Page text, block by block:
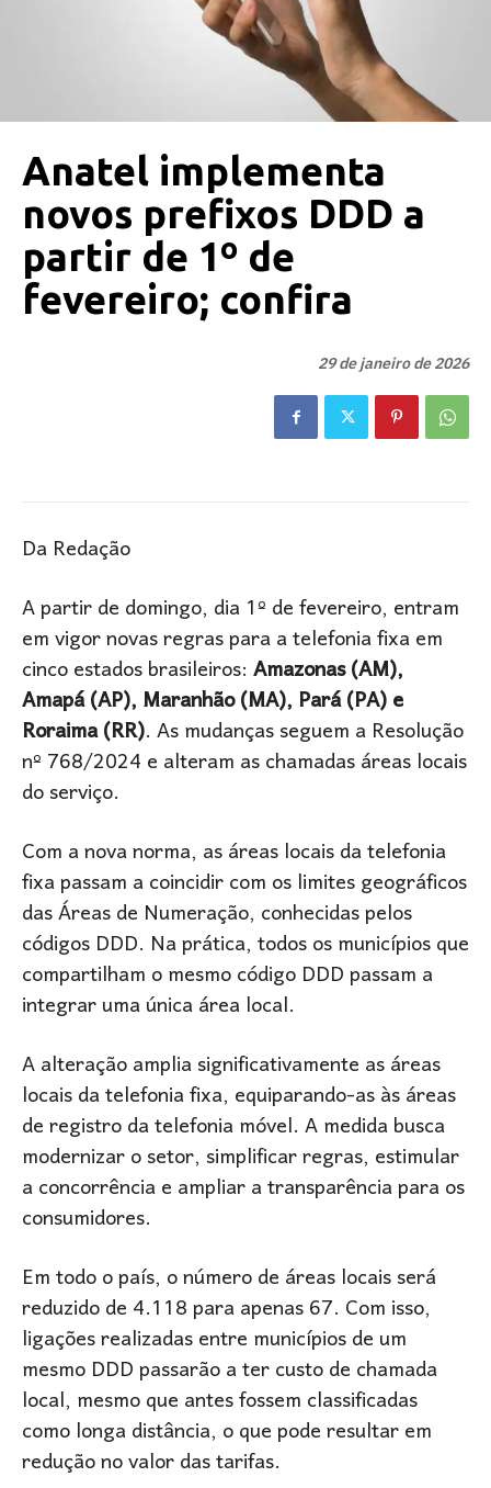
Anatel implementa
novos prefixos DDD a
partir de 1º de
fevereiro; confira
29 de janeiro de 2026
Da Redação
A partir de domingo, dia 1º de fevereiro, entram
em vigor novas regras para a telefonia fixa em
cinco estados brasileiros:Amazonas (AM),
Amapá (AP), Maranhão (MA), Pará (PA) e
Roraima (RR). As mudanças seguem a Resolução
nº 768/2024 e alteram as chamadas áreas locais
do serviço.
Com a nova norma, as áreas locais da telefonia
fixa passam a coincidir com os limites geográficos
das Áreas de Numeração, conhecidas pelos
códigos DDD. Na prática, todos os municípios que
compartilham o mesmo código DDD passam a
integrar uma única área local.
A alteração amplia significativamente as áreas
locais da telefonia fixa, equiparando-as às áreas
de registro da telefonia móvel. A medida busca
modernizar o setor, simplificar regras, estimular
a concorrência e ampliar a transparência para os
consumidores.
Em todo o país, o número de áreas locais será
reduzido de 4.118 para apenas 67. Com isso,
ligações realizadas entre municípios de um
mesmo DDD passarão a ter custo de chamada
local, mesmo que antes fossem classificadas
como longa distância, o que pode resultar em
redução no valor das tarifas.